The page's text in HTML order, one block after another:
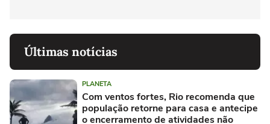
Últimas notícias
PLANETA
Com ventos fortes, Rio recomenda que
população retorne para casa e antecipe
o encerramento de atividades não